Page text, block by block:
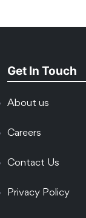
Get In Touch
About us
Careers
Contact Us
Privacy Policy